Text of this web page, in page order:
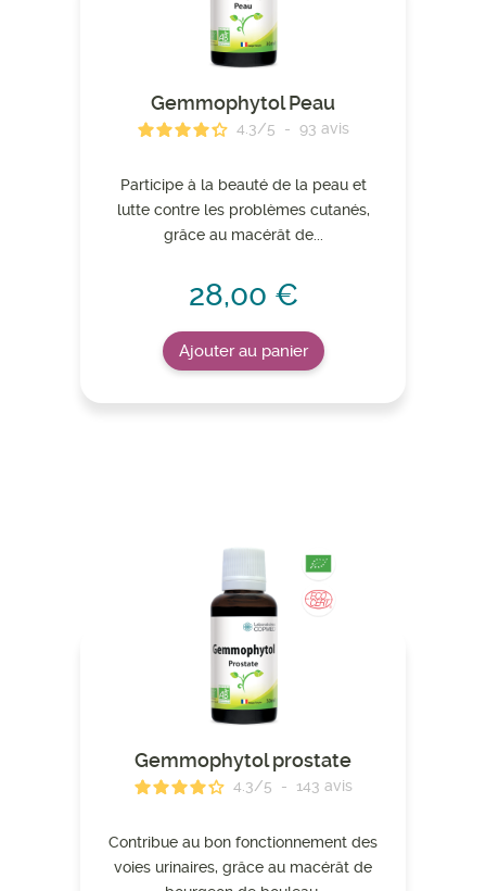
Gemmophytol Peau
4.3/5 - 93 avis
Participe à la beauté de la peau et
lutte contre les problèmes cutanés,
grâce au macérât de...
28,00 €
Ajouter au panier
Gemmophytol prostate
4.3/5 - 143 avis
Contribue au bon fonctionnement des
voies urinaires, grâce au macérât de